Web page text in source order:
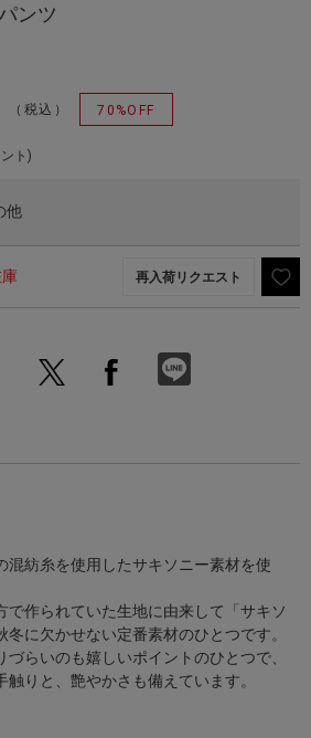
ンツ
（税込） 70%OFF
ト)
他
再入荷リクエスト
混紡糸を使用したサキソニー素材を使
で作られていた生地に由来して「サキソ
冬に欠かせない定番素材のひとつです。
らいのも嬉しいポイントのひとつで、
りと、艶やかさも備えています。